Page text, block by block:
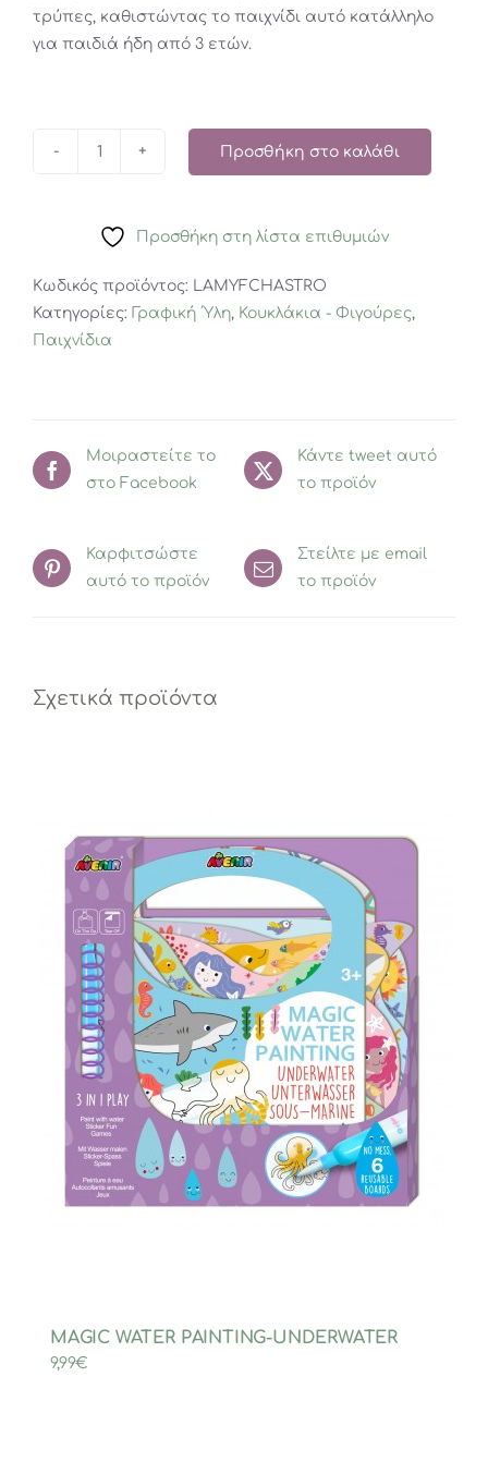
τρύπες, καθιστώντας το παιχνίδι αυτό κατάλληλο
για παιδιά ήδη από 3 ετών.
CHARM-
ποσότητα
Προσθήκη στο καλάθι
Προσθήκη στη λίστα επιθυμιών
Κωδικός προϊόντος: LAMYFCHASTRO
Κατηγορίες:
Γραφική ΄Υλη, Κουκλάκια - Φιγούρες,
Παιχνίδια
Μοιραστείτε το
στο Facebook
Κάντε tweet αυτό
το προϊόν
Καρφιτσώστε
αυτό το προϊόν
Στείλτε με email
το προϊόν
Σχετικά προϊόντα
MAGIC WATER PAINTING-UNDERWATER
9,99€